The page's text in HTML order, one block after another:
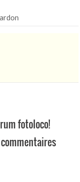
fotoloco!